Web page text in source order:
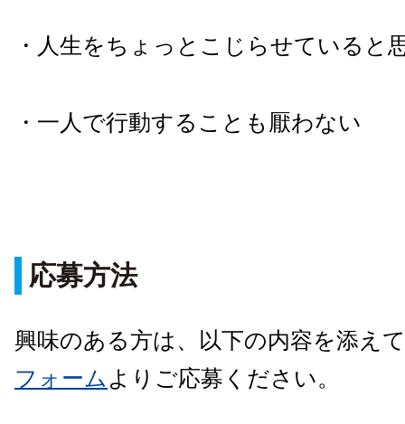
・人生をちょっとこじらせていると
・一人で行動することも厭わない
応募方法
興味のある方は、以下の内容を添えて
フォーム よりご応募ください。